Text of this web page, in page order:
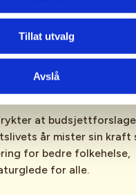
Tillat utvalg
Avslå
når budsjettene
Konsekvensen
rettet mot
må kuttes for å
at
år mister sin kraft
for bedre folkehelse,
for alle.